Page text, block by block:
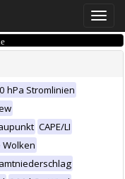
Toggle
hPa Stromlinien
CAPE/LI